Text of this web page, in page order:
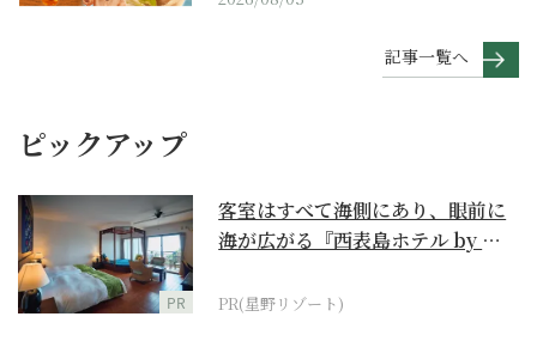
記事一覧へ
ピックアップ
PR
客室はすべて海側にあり、眼前に
海が広がる『西表島ホテル by 星
PR(星野リゾート)